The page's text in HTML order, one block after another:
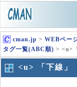
cman.jp > WEBペー
タグ一覧(ABC順) > <u>
<u> 「下線」